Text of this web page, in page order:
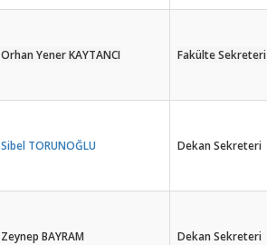
Orhan Yener KAYTANCI Fakülte Sekreteri
Sibel TORUNOĞLU Dekan Sekreteri
Zeynep BAYRAM Dekan Sekreteri